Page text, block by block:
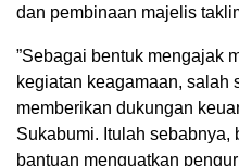
dan pembinaan majelis
”Sebagai bentuk mengajak
kegiatan keagamaan, salah
memberikan dukungan
Sukabumi. Itulah sebabnya,
bantuan menguatkan